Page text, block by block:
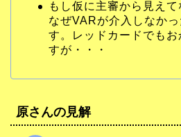
もし仮に主審から見えて
なぜVARが介入しなか
す。レッドカードでも
すが・・・
原さんの見解